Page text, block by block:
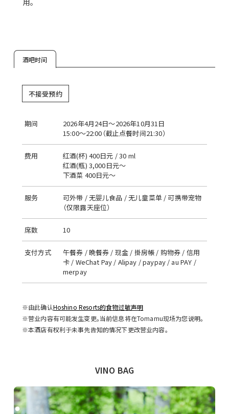
酒吧时间
不接受预约
期间
2026年4月24日～2026年10月31日
15:00～22:00（截止点餐时间21:30）
费用
红酒(杯) 400日元 / 30 ml
红酒(瓶) 3,000日元～
下酒菜 400日元～
服务
可外带 / 无婴儿食品 / 无儿童菜单 / 可携带宠物
（仅限露天座位）
席数 10
支付方式
午餐券 / 晩餐券 / 现金 / 掛房帳 / 购物券 / 信用
卡 / WeChat Pay / Alipay / paypay / au PAY /
merpay
※由此确认Hoshino Resorts的食物过敏声明
※营业内容有可能发生变更。当前信息将在Tomamu现场为您说明。
※本酒店有权利于未事先告知的情况下更改营业内容。
VINO BAG